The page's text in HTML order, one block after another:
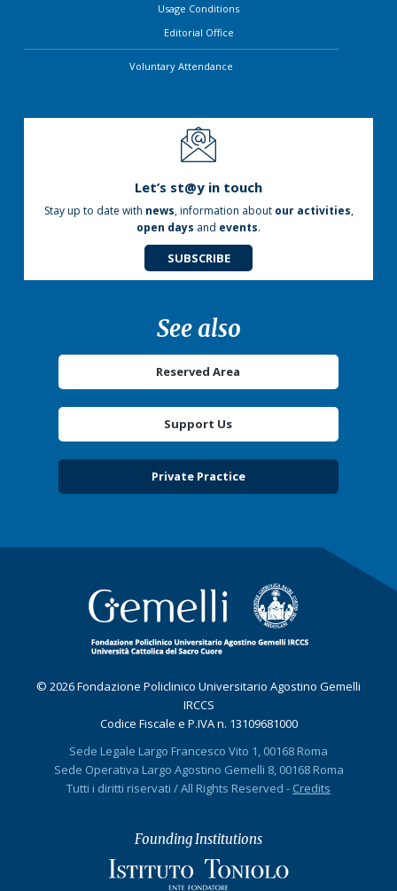
Usage Conditions
Editorial Office
Voluntary Attendance
Let’s st@y in touch
Stay up to date with news, information about our activities,
open days and events.
SUBSCRIBE
See also
Reserved Area
Support Us
Private Practice
© 2026 Fondazione Policlinico Universitario Agostino Gemelli
IRCCS
Codice Fiscale e P.IVA n. 13109681000
Sede Legale Largo Francesco Vito 1, 00168 Roma
Sede Operativa Largo Agostino Gemelli 8, 00168 Roma
Tutti i diritti riservati / All Rights Reserved - Credits
Founding Institutions